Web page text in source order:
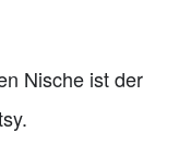
Nische ist der